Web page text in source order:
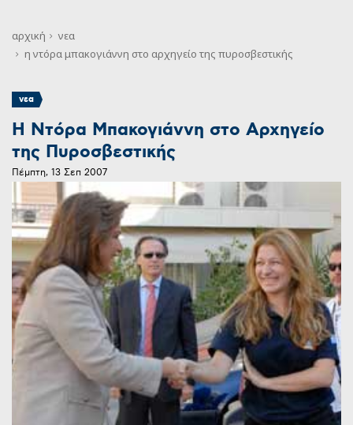
αρχική
νεα
η ντόρα μπακογιάννη στο αρχηγείο της πυροσβεστικής
νεα
Η Ντόρα Μπακογιάννη στο Αρχηγείο
της Πυροσβεστικής
Πέμπτη, 13 Σεπ 2007